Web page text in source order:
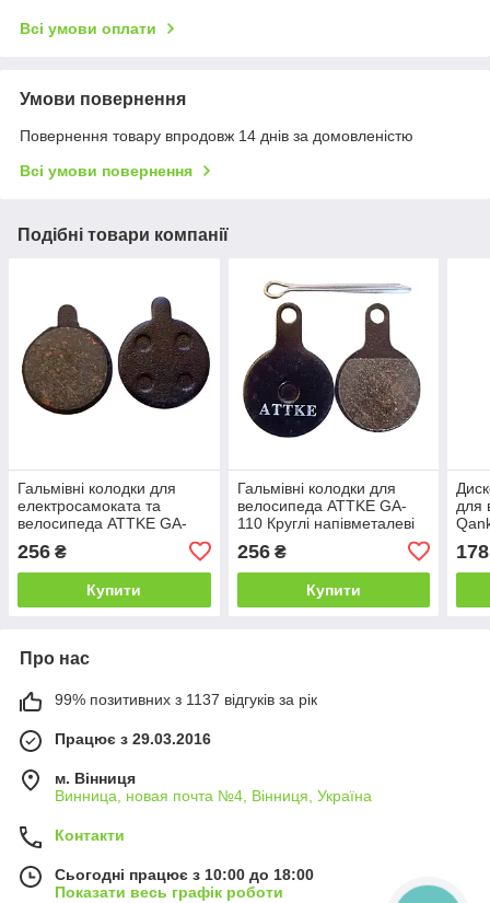
Всі умови оплати
Умови повернення
Повернення товару впродовж 14 днів за домовленістю
Всі умови повернення
Подібні товари компанії
Гальмівні колодки для
електросамоката та
велосипеда ATTKE GA-
101 Круглі напівметалеві
колодки (Semi-Metallic),
18.4 мм
256 ₴
Купити
Гальмівні колодки для
велосипеда ATTKE GA-
110 Круглі напівметалеві
22.5 мм, зі шлінтом
256₴
Купити
для
178
Про нас
99% позитивних з 1137 відгуків за рік
Працює з 29.03.2016
м. Вінниця
Винница, новая почта №4, Вінниця, Україна
Контакти
Сьогодні працює з 10:00 до 18:00
Показати весь графік роботи